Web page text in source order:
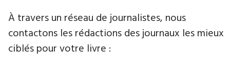
À travers un réseau de journalistes, nous
contactons les rédactions des journaux les mieux
ciblés pour votre livre :